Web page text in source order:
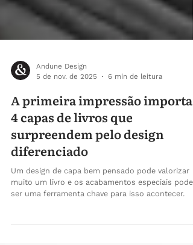
Andune Design
5 de nov. de 2025
6 min de leitura
A primeira impressão importa:
4 capas de livros que
surpreendem pelo design
Um design de capa bem pensado pode valorizar